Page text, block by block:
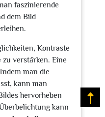
faszinierende
dem Bild
Kontraste
zu verstärken. Eine
man die
kann man
hervorheben
kann